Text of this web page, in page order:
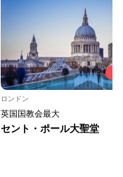
ロンドン
英国国教会最大
セント・ポール大聖堂